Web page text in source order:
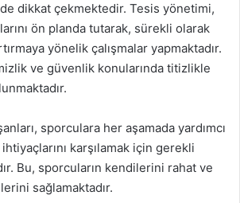
de dikkat çekmektedir. Tesis yönetimi,
ön planda tutarak, sürekli olarak
yönelik çalışmalar yapmaktadır.
ve güvenlik konularında titizlikle
sporculara her aşamada yardımcı
karşılamak için gerekli
Bu, sporcuların kendilerini rahat ve
sağlamaktadır.